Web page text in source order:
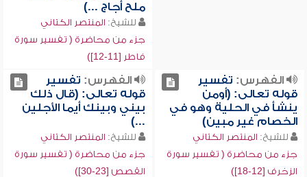
ملح أجاج ...)
للشيخ: المنتصر الكتاني
جزء من محاضرة ( تفسير سورة
فاطر [11-12])
الفهرس: تفسير
قوله تعالى: (أومن
ينشأ في الحلية وهو في
الخصام غير مبين)
للشيخ: المنتصر الكتاني
جزء من محاضرة ( تفسير سورة
الزخرف [12-18])
الفهرس: تفسير
قوله تعالى: (قال ذلك
بيني وبينك أيما الأجلين
...)
للشيخ: المنتصر الكتاني
جزء من محاضرة ( تفسير سورة
القصص [23-30])